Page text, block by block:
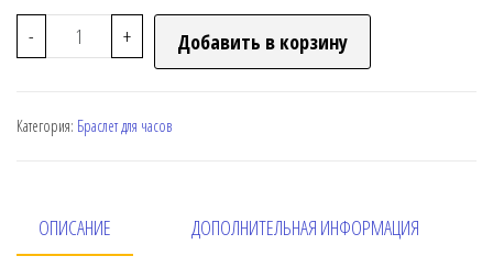
- + Добавить в корзину
Категория: Браслет для часов
ОПИСАНИЕ ДОПОЛНИТЕЛЬНАЯ ИНФОРМАЦИЯ